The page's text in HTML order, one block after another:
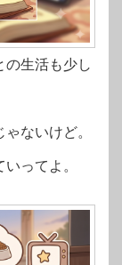
の生活も少し
ないけど。
ってよ。